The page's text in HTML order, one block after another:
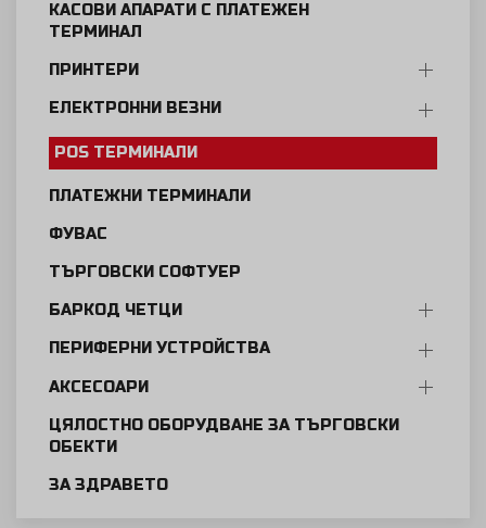
КАСОВИ АПАРАТИ С ПЛАТЕЖЕН
ТЕРМИНАЛ
ПРИНТЕРИ
ЕЛЕКТРОННИ ВЕЗНИ
POS ТЕРМИНАЛИ
ПЛАТЕЖНИ ТЕРМИНАЛИ
ФУВАС
ТЪРГОВСКИ СОФТУЕР
БАРКОД ЧЕТЦИ
ПЕРИФЕРНИ УСТРОЙСТВА
АКСЕСОАРИ
ЦЯЛОСТНО ОБОРУДВАНЕ ЗА ТЪРГОВСКИ
ОБЕКТИ
ЗА ЗДРАВЕТО